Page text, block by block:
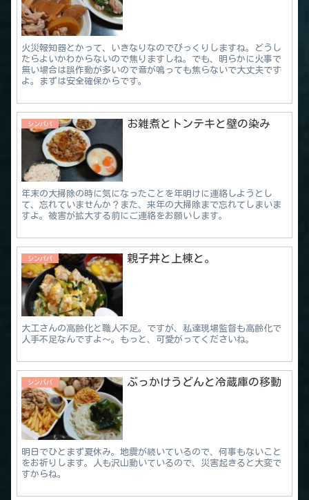
火災報知器とかって、いきなりなのでびっくりしますね。どうし
たらよいかわからないので焦りますしね。でも、明らかに火事で
無い場合は誤作動が多いので音が鳴っても焦らないで大丈夫です
よ。まずは安全確保からです。
シンパパ お雑煮とトンテキと壁の染み
年末の大掃除の時に気になったことを年明けに連絡しようとし
て、忘れていませんか？また、来年の大掃除まで忘れてしまいま
すよ。被害が拡大する前にご連絡をお願いします。
シンパパ 親子丼と上棟と。
大工さんの高齢化と職人不足。ですが、私達現場監督も高齢化で
人手不足なんですよ～。もっと、可愛がってくださいね。
シンパパ ぶっかけうどんと冷蔵庫の移動
明日でひとまず夏休み。地震が続いているので、何事もないこと
をお祈りします。人も沢山動いているので、災害起きると大変で
すからね。